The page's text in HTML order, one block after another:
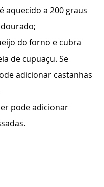
aquecido a 200 graus
do forno e cubra
de cupuaçu. Se
adicionar castanhas
pode adicionar